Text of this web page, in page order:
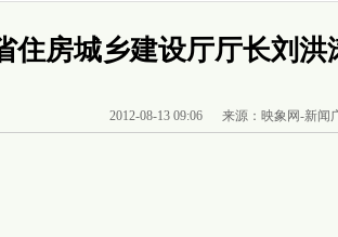
住房城乡建设厅厅长刘洪
2012-08-13 09:06 来源：映象网-新闻